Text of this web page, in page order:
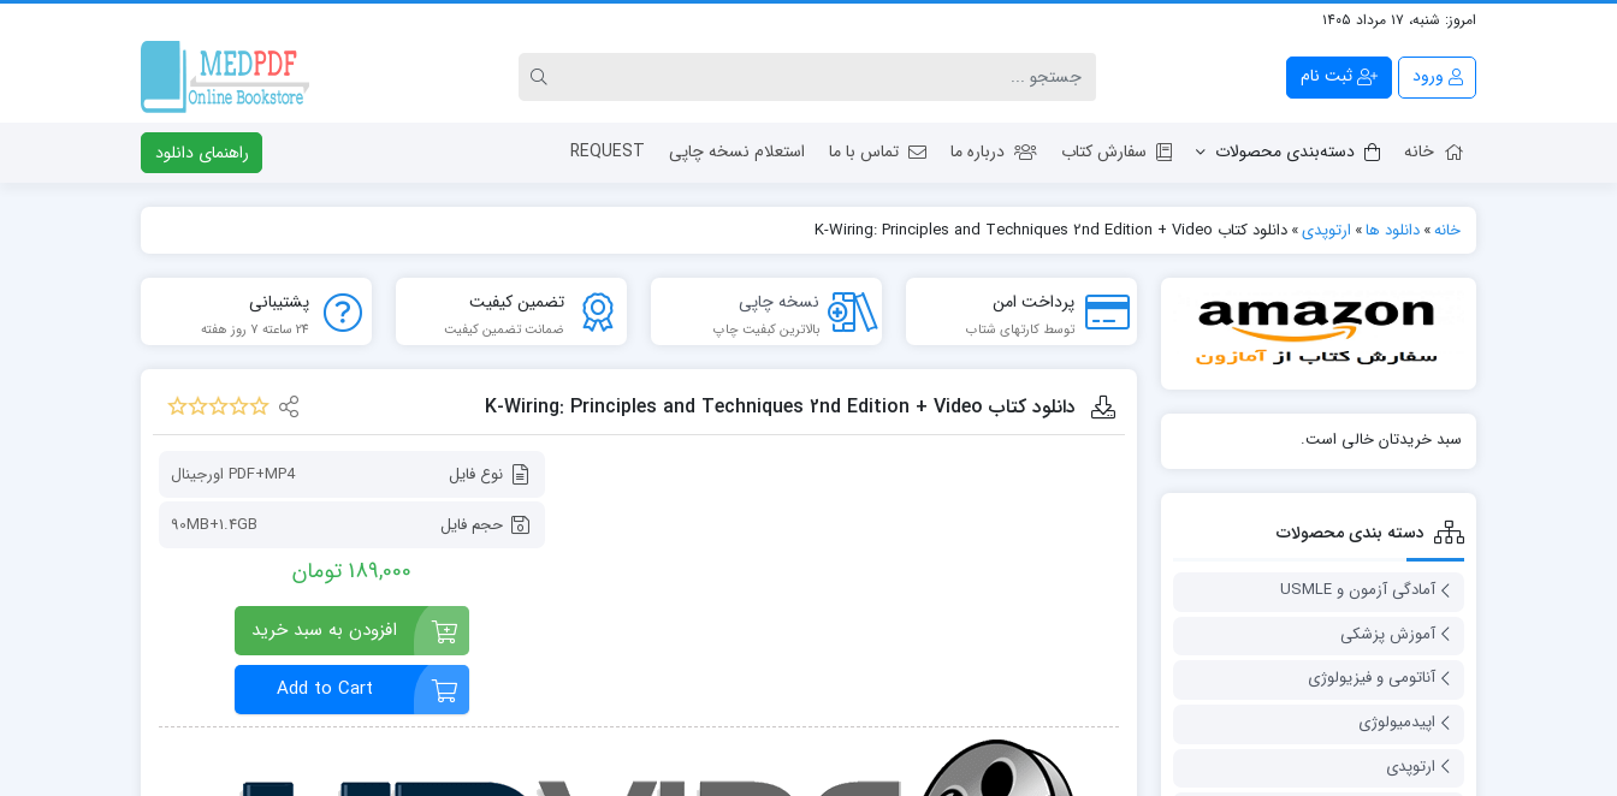
امروز: شنبه، ۱۷ مرداد ۱۴۰۵
ورود ثبت نام
خانه دسته‌بندی محصولات سفارش کتاب درباره ما تماس با ما استعلام نسخه چاپی REQUEST راهنمای دانلود
خانه»دانلود ها» ارتوپدی»دانلود کتاب K-Wiring: Principles and Techniques 2nd Edition + Video
پرداخت امن
توسط کارتهای شتاب
نسخه چاپی
بالاترین کبفیت چاپ
تضمین کیفیت
ضمانت تضمین کیفیت
پشتیبانی
24 ساعته 7 روز هفته
دانلود کتاب K-Wiring: Principles and Techniques 2nd Edition + Video
نوع فایل
PDF+MP4 اورجينال
حجم فایل
90MB+1.4GB
189,000 تومان
افزودن به سبد خرید
Add to Cart
سبد خریدتان خالی است.
دسته بندی محصولات
آمادگی آزمون و USMLE
آموزش پزشکی
آناتومی و فیزیولوژی
اپیدمیولوژی
ارتوپدی